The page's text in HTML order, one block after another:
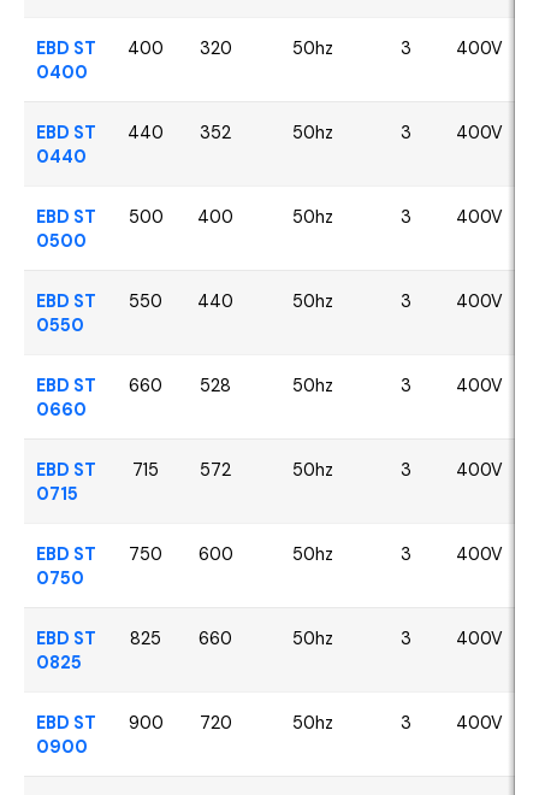
EBD ST
0400
400 320 50hz 3 400V
EBD ST
0440
440 352 50hz 3 400V
EBD ST
0500
500 400 50hz 3 400V
EBD ST
0550
550 440 50hz 3 400V
EBD ST
0660
660 528 50hz 3 400V
EBD ST
0715
715 572 50hz 3 400V
EBD ST
0750
750 600 50hz 3 400V
EBD ST
0825
825 660 50hz 3 400V
EBD ST
0900
900 720 50hz 3 400V